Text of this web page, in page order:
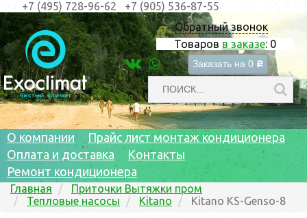
Обратный звонок
Товаров в заказе: 0
Заказать на 0 c
+7 (495) 728-96-62 +7 (905) 536-87-55
О компании
Прайс лист монтаж кондиционера
Оплата и доставка
Контакты
Ремонт кондиционера
Главная
Приточки Вытяжки пром
Тепловые насосы
Kitano Kitano KS-Genso-8